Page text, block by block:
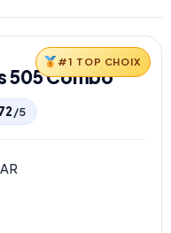
505 Combo
/5
#1 TOP CHOIX